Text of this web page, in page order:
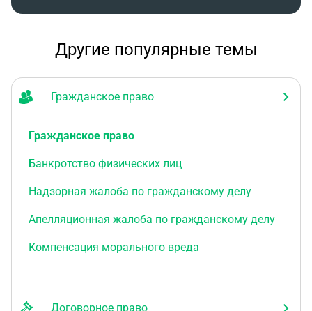
Другие популярные темы
Гражданское право
Гражданское право
Банкротство физических лиц
Надзорная жалоба по гражданскому делу
Апелляционная жалоба по гражданскому делу
Компенсация морального вреда
Договорное право